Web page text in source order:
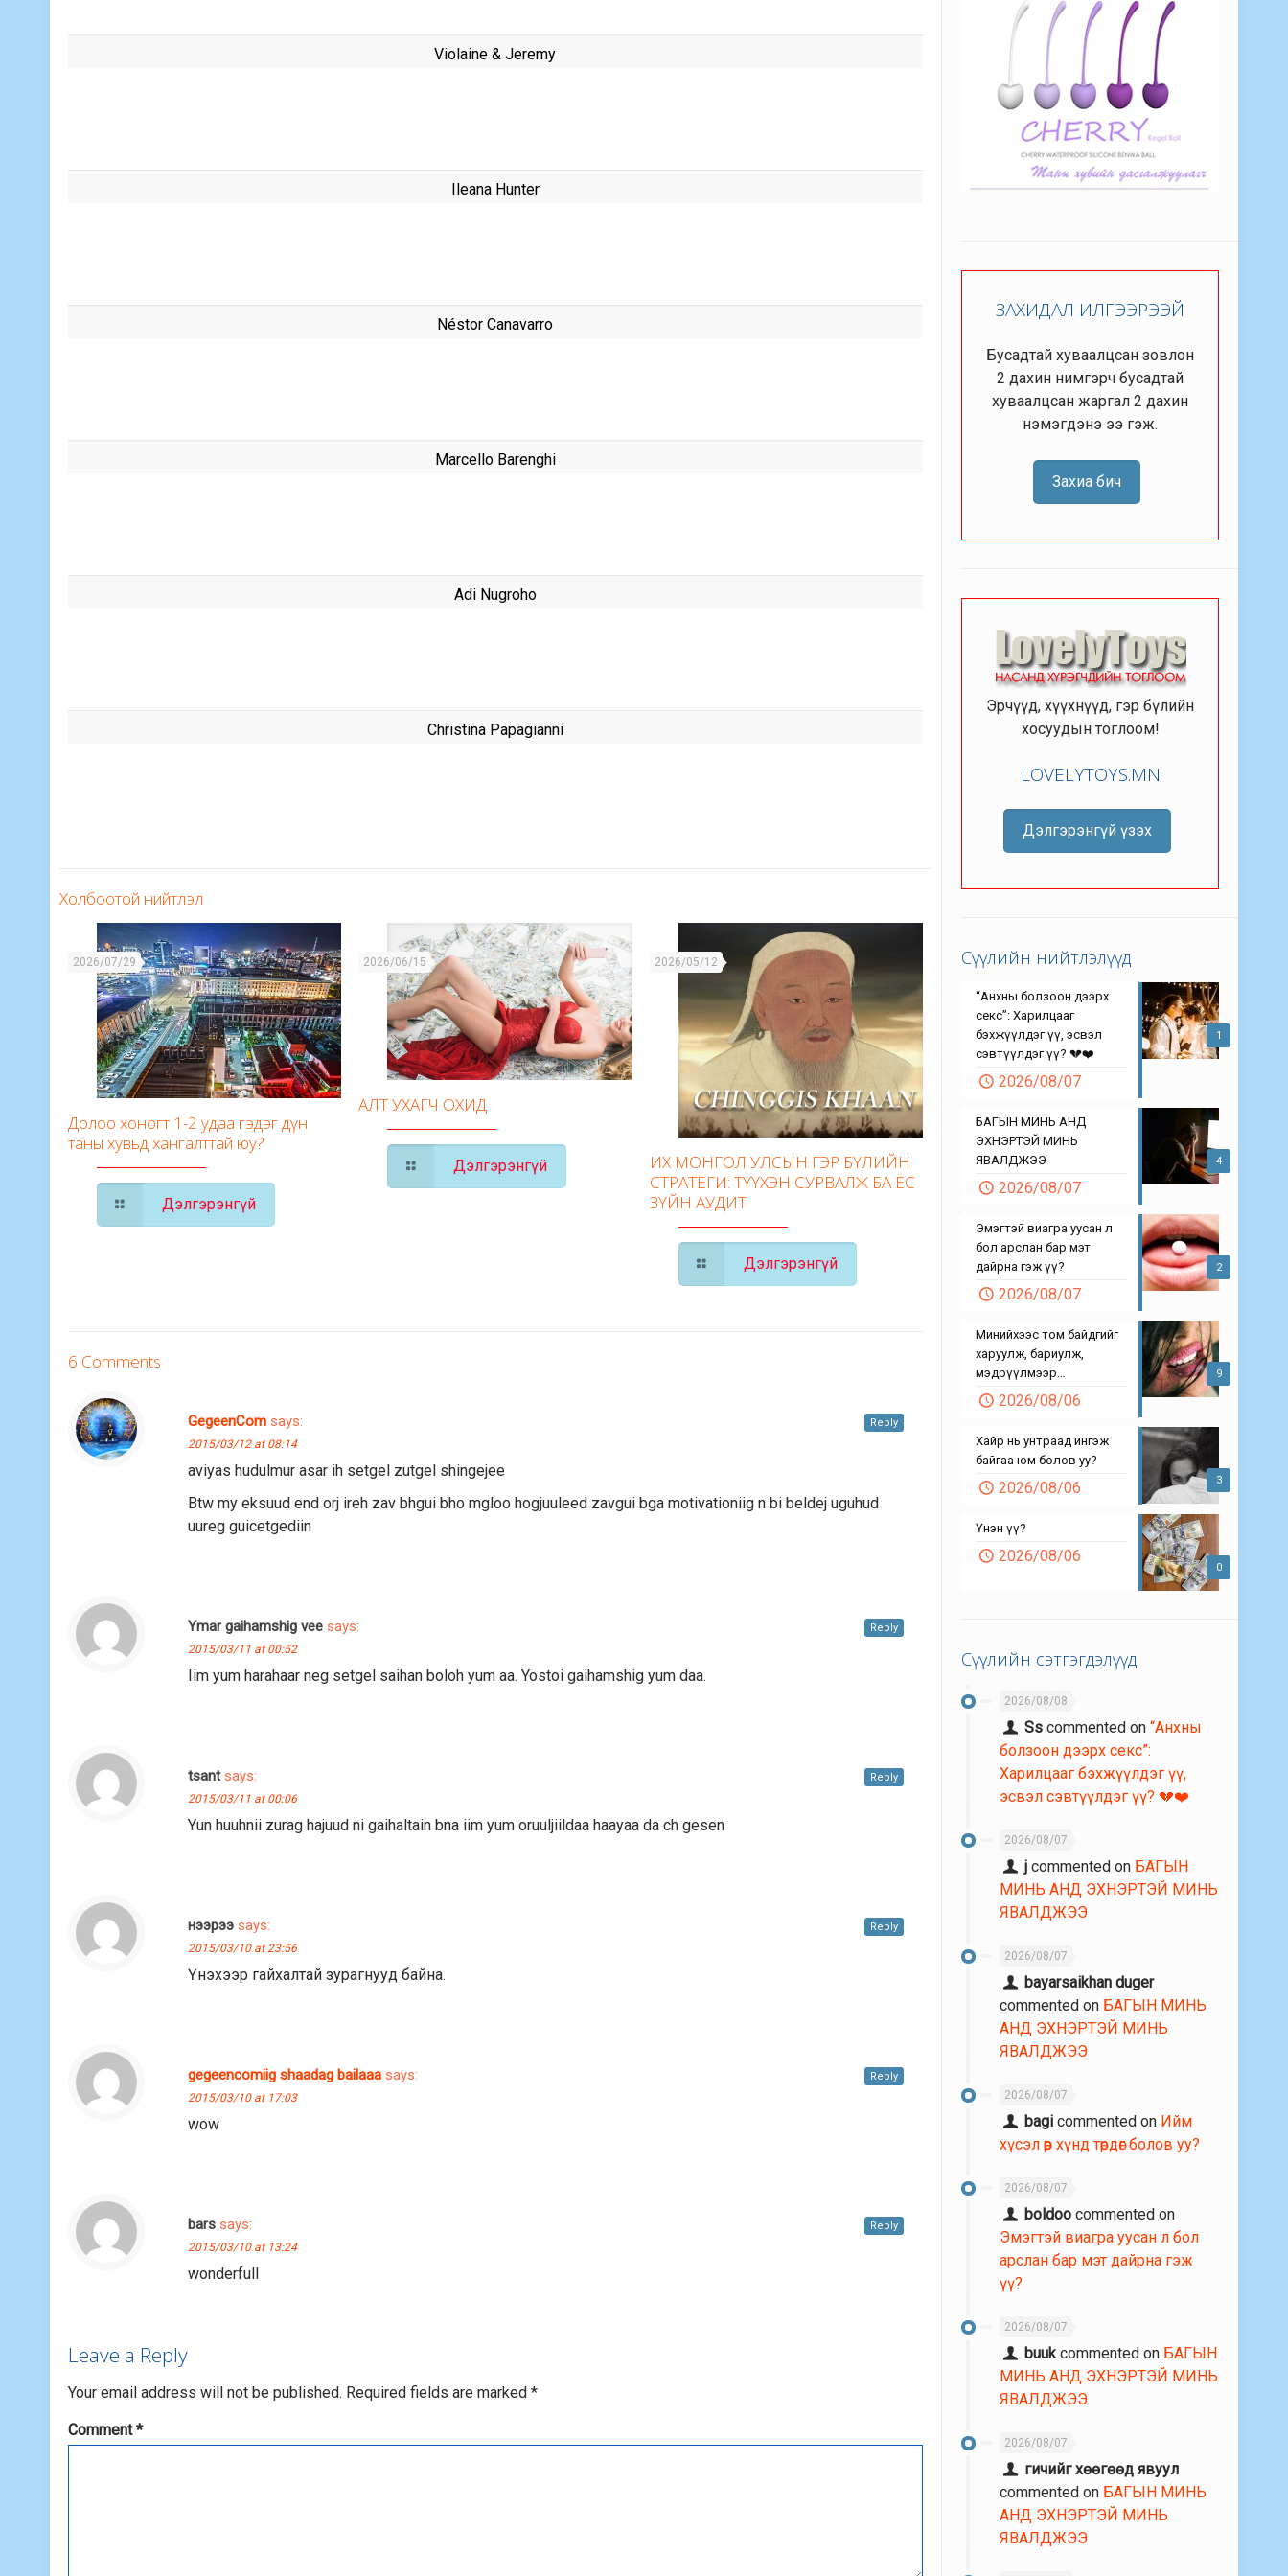
Violaine & Jeremy
Ileana Hunter
Néstor Canavarro
Marcello Barenghi
Adi Nugroho
Christina Papagianni
Холбоотой нийтлэл
2026/07/29
Долоо хоногт 1-2 удаа гэдэг дүн
таны хувьд хангалттай юу?
Дэлгэрэнгүй
2026/06/15
АЛТ УХАГЧ ОХИД
Дэлгэрэнгүй
2026/05/12
ИХ МОНГОЛ УЛСЫН ГЭР БҮЛИЙН
СТРАТЕГИ: ТҮҮХЭН СУРВАЛЖ БА ЁС
ЗҮЙН АУДИТ
Дэлгэрэнгүй
6 Comments
GegeenCom says:
2015/03/12 at 08:14
aviyas hudulmur asar ih setgel zutgel shingejee
Btw my eksuud end orj ireh zav bhgui bho mgloo hogjuuleed zavgui bga motivationiig n bi beldej uguhud
uureg guicetgediin
Reply
Ymar gaihamshig vee says:
2015/03/11 at 00:52
Iim yum harahaar neg setgel saihan boloh yum aa. Yostoi gaihamshig yum daa.
Reply
tsant says:
2015/03/11 at 00:06
Yun huuhnii zurag hajuud ni gaihaltain bna iim yum oruuljiildaa haayaa da ch gesen
Reply
нээрээ says:
2015/03/10 at 23:56
Үнэхээр гайхалтай зурагнууд байна.
Reply
gegeencomiig shaadag bailaaa says:
2015/03/10 at 17:03
wow
Reply
bars says:
2015/03/10 at 13:24
wonderfull
Reply
Leave a Reply
Your email address will not be published. Required fields are marked*
Comment*
ЗАХИДАЛ ИЛГЭЭРЭЭЙ
Бусадтай хуваалцсан зовлон
2 дахин нимгэрч бусадтай
хуваалцсан жаргал 2 дахин
нэмэгдэнэ ээ гэж.
Захиа бич
Эрчүүд, хүүхнүүд, гэр бүлийн
хосуудын тоглоом!
LOVELYTOYS.MN
Дэлгэрэнгүй үзэх
Сүүлийн нийтлэлүүд
1
“Анхны болзоон дээрх
секс”: Харилцааг
бэхжүүлдэг үү, эсвэл
сэвтүүлдэг үү? 💔❤️
2026/08/07
4
БАГЫН МИНЬ АНД
ЭХНЭРТЭЙ МИНЬ
ЯВАЛДЖЭЭ
2026/08/07
2
Эмэгтэй виагра уусан л
бол арслан бар мэт
дайрна гэж үү?
2026/08/07
9
Минийхээс том байдгийг
харуулж, бариулж,
мэдрүүлмээр…
2026/08/06
3
Хайр нь унтраад ингэж
байгаа юм болов уу?
2026/08/06
0
Үнэн үү?
2026/08/06
Сүүлийн сэтгэгдэлүүд
2026/08/08
Ss commented on“Анхны
болзоон дээрх секс”:
Харилцааг бэхжүүлдэг үү,
эсвэл сэвтүүлдэг үү? 💔❤️
2026/08/07
j commented on БАГЫН
МИНЬ АНД ЭХНЭРТЭЙ МИНЬ
ЯВАЛДЖЭЭ
2026/08/07
bayarsaikhan duger
commented on БАГЫН МИНЬ
АНД ЭХНЭРТЭЙ МИНЬ
ЯВАЛДЖЭЭ
2026/08/07
bagi commented on Ийм
хүсэл өөр хүнд төрдөг болов уу?
2026/08/07
boldoo commented on
Эмэгтэй виагра уусан л бол
арслан бар мэт дайрна гэж
үү?
2026/08/07
buukcommented on БАГЫН
МИНЬ АНД ЭХНЭРТЭЙ МИНЬ
ЯВАЛДЖЭЭ
2026/08/07
гичийг хөөгөөд явуул
commented on БАГЫН МИНЬ
АНД ЭХНЭРТЭЙ МИНЬ
ЯВАЛДЖЭЭ